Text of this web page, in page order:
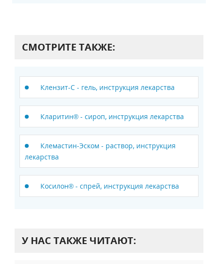
СМОТРИТЕ ТАКЖЕ:
Клензит-С - гель, инструкция лекарства
Кларитин® - сироп, инструкция лекарства
Клемастин-Эском - раствор, инструкция
лекарства
Косилон® - спрей, инструкция лекарства
У НАС ТАКЖЕ ЧИТАЮТ: